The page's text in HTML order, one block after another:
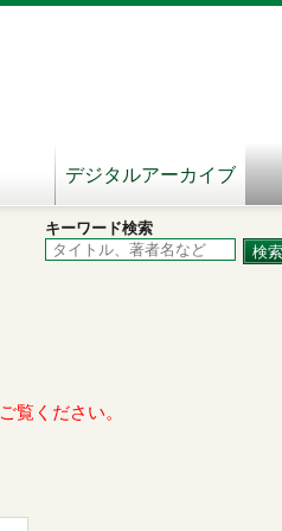
デジタルアーカイブ
キーワード検索
覧ください。